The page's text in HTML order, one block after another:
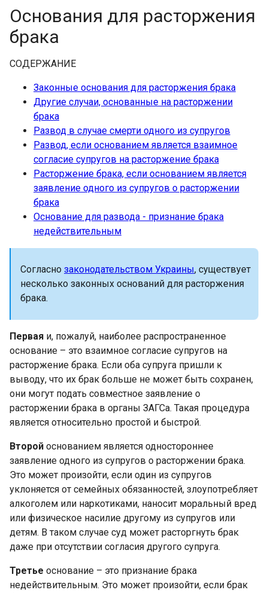
Основания для расторжения
брака
СОДЕРЖАНИЕ
Законные основания для расторжения брака
Другие случаи, основанные на расторжении
брака
Развод в случае смерти одного из супругов
Развод, если основанием является взаимное
согласие супругов на расторжение брака
Расторжение брака, если основанием является
заявление одного из супругов о расторжении
брака
Основание для развода - признание брака
недействительным
Согласно законодательством Украины, существует
несколько законных оснований для расторжения
брака.
Первая и, пожалуй, наиболее распространенное
основание – это взаимное согласие супругов на
расторжение брака. Если оба супруга пришли к
выводу, что их брак больше не может быть сохранен,
они могут подать совместное заявление о
расторжении брака в органы ЗАГСа. Такая процедура
является относительно простой и быстрой.
Второй основанием является одностороннее
заявление одного из супругов о расторжении брака.
Это может произойти, если один из супругов
уклоняется от семейных обязанностей, злоупотребляет
алкоголем или наркотиками, наносит моральный вред
или физическое насилие другому из супругов или
детям. В таком случае суд может расторгнуть брак
даже при отсутствии согласия другого супруга.
Третье основание – это признание брака
недействительным. Это может произойти, если брак